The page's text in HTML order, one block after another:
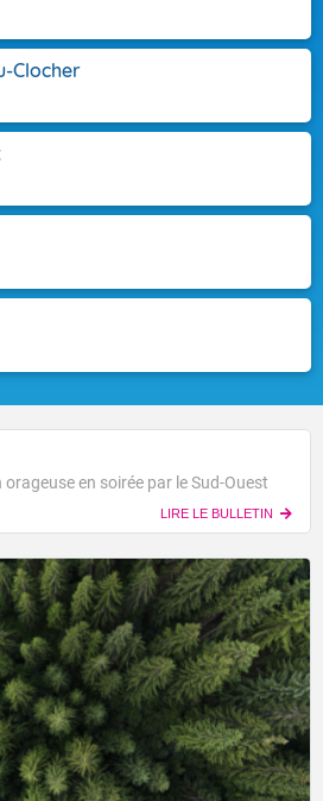
Clocher
en soirée par le Sud-Ouest
LIRE LE BULLETIN